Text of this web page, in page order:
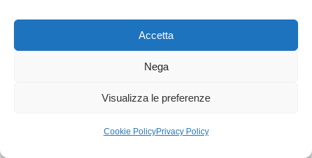
Accetta
Nega
Visualizza le preferenze
Cookie PolicyPrivacy Policy
pensatori come Nietzsche e Lukàcs. Un parallelo
che oggi merita di essere accolto e spiegato in
: Sì, la mia relazione a quel convegno